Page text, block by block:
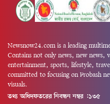
Newsnow24.com is a leading
Contains not only news, new news,
entertainment, sports, lifestyle,
committed to focusing on Probash
visuals.
তথ্য অধিদফতরের নিবন্ধন নম্বর :১৩৫